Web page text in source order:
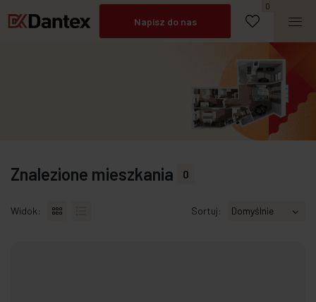
Napisz do nas
Zadzwoń
0
Znalezione mieszkania 0
Widok: Sortuj: